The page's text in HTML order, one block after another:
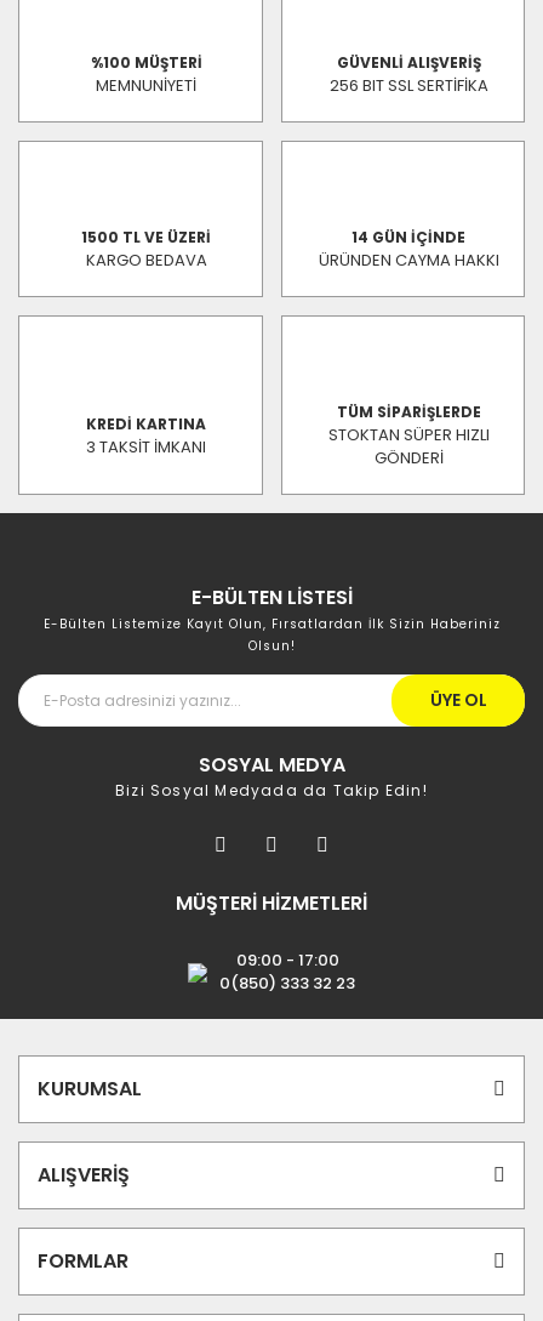
%100 MÜŞTERİ
MEMNUNİYETİ
GÜVENLİ ALIŞVERİŞ
256 BIT SSL SERTİFİKA
1500 TL VE ÜZERİ
KARGO BEDAVA
14 GÜN İÇİNDE
ÜRÜNDEN CAYMA HAKKI
KREDİ KARTINA
3 TAKSİT İMKANI
TÜM SİPARİŞLERDE
STOKTAN SÜPER HIZLI
GÖNDERİ
E-BÜLTEN LİSTESİ
E-Bülten Listemize Kayıt Olun, Fırsatlardan İlk Sizin Haberiniz
Olsun!
ÜYE OL
SOSYAL MEDYA
Bizi Sosyal Medyada da Takip Edin!
MÜŞTERİ HİZMETLERİ
09:00 - 17:00
0(850) 333 32 23
KURUMSAL
ALIŞVERİŞ
FORMLAR